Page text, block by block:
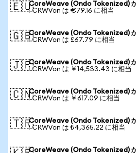
🇪🇺CoreWeave (Ondo Tokenized)
1 CRWVon は €79.16 に相当
🇬🇧CoreWeave (Ondo Tokenized)
1 CRWVon は £67.79 に相当
🇯🇵CoreWeave (Ondo Tokenized)
1 CRWVon は ￥14,533.43 に相当
🇨🇳CoreWeave (Ondo Tokenized)
1 CRWVon は ￥617.09 に相当
🇹🇷CoreWeave (Ondo Tokenized)
1 CRWVon は ₺4,365.22 に相当
CoreWeave (Ondo Tokenized)